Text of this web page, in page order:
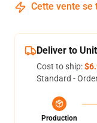
Cette vente se
Deliver to
Cost to ship:
Standard -
Production